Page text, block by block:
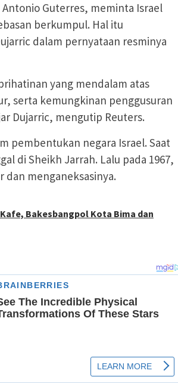
Antonio Guterres, meminta Israel
berkumpul. Hal itu
dalam pernyataan resminya
yang mendalam atas
serta kemungkinan penggusuran
Dujarric, mengutip Reuters.
pembentukan negara Israel. Saat
di Sheikh Jarrah. Lalu pada 1967,
dan menganeksasinya.
Bakesbangpol Kota Bima dan